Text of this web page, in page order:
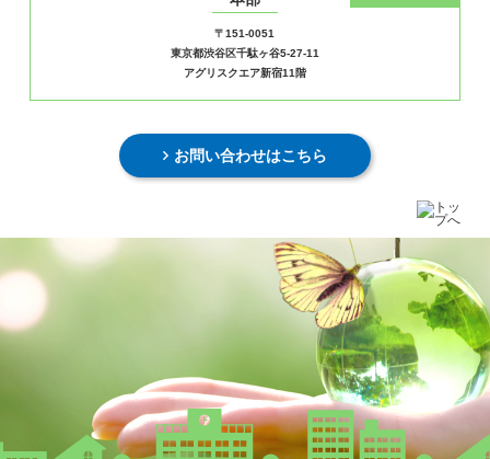
〒151-0051
東京都渋谷区千駄ヶ谷5-27-11
アグリスクエア新宿11階
お問い合わせはこちら